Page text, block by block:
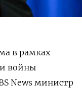
в рамках
войны
News министр